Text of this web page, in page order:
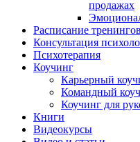
продажах
Расписание тренингов
Консультация
Психотерапия
Коучинг
Карьерный
Командный
Коучинг для
Книги
Видеокурсы